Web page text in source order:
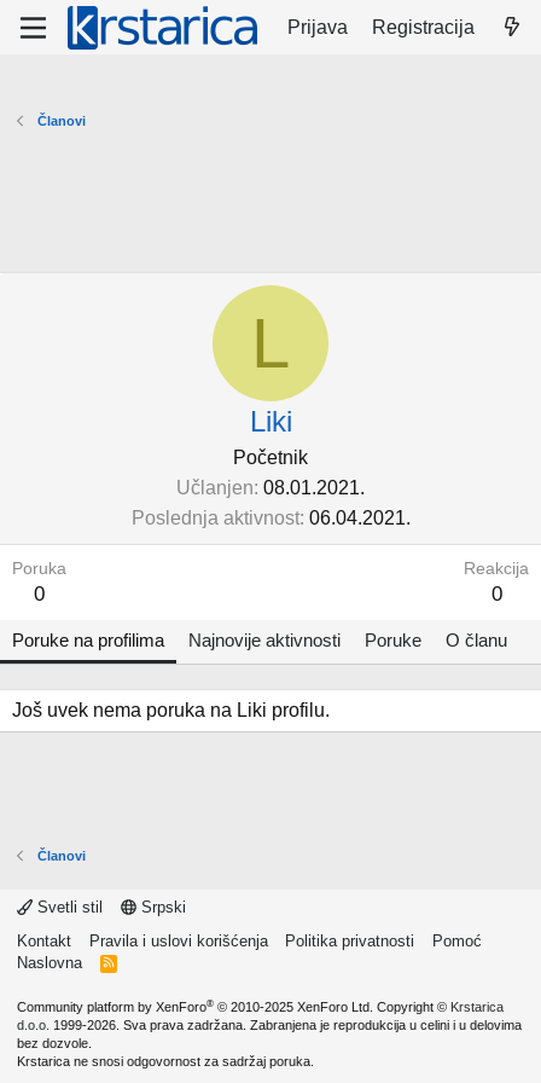
Prijava Registracija
Članovi
L
Liki
Početnik
Učlanjen 08.01.2021.
Poslednja aktivnost 06.04.2021.
Poruka
0
Reakcija
0
Poruke na profilima Najnovije aktivnosti Poruke O članu
Još uvek nema poruka na Liki profilu.
Članovi
Svetli stil
Srpski
Kontakt
Pravila i uslovi korišćenja Politika privatnosti
Pomoć
Naslovna
R
Community platform by XenForo® © 2010-2025 XenForo Ltd. Copyright © Krstarica
d.o.o. 1999-2026. Sva prava zadržana. Zabranjena je reprodukcija u celini i u delovima
bez dozvole.
Krstarica ne snosi odgovornost za sadržaj poruka.